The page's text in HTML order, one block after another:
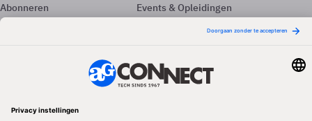
Abonneren
Adverteren
Events & Opleidingen
Volg ons